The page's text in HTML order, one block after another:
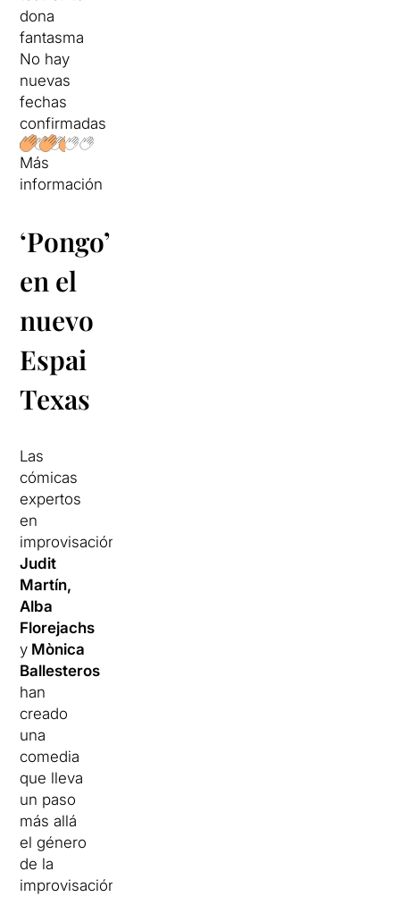
dona
fantasma
No hay
nuevas
fechas
confirmadas
Más
información
‘Pongo’
en el
nuevo
Espai
Texas
Las
cómicas
expertos
en
improvisación
Judit
Martín,
Alba
Florejachs
y Mònica
Ballesteros
han
creado
una
comedia
que lleva
un paso
más allá
el género
de la
improvisación.